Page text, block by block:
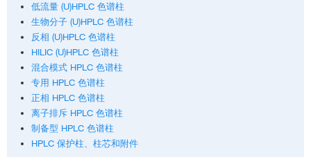
低流量 (U)HPLC 色谱柱
生物分子 (U)HPLC 色谱柱
反相 (U)HPLC 色谱柱
HILIC (U)HPLC 色谱柱
混合模式 HPLC 色谱柱
专用 HPLC 色谱柱
正相 HPLC 色谱柱
离子排斥 HPLC 色谱柱
制备型 HPLC 色谱柱
HPLC 保护柱、柱芯和附件